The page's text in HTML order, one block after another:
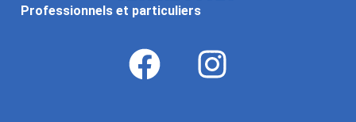
Professionnels et particuliers